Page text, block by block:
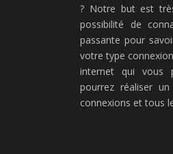
? Notre but est
possibilité de
passante pour
votre type
internet qui vous
pourrez réaliser
connexions et tous